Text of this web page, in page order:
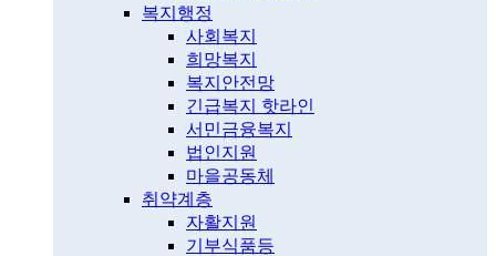
복지행정
사회복지
희망복지
복지안전망
긴급복지 핫라인
서민금융복지
법인지원
마을공동체
취약계층
자활지원
기부식품등